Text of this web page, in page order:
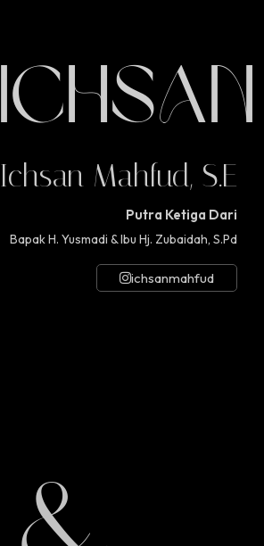
Ichsan
Ichsan Mahfud, S.E
Putra Ketiga Dari
Bapak H. Yusmadi & Ibu Hj. Zubaidah, S.Pd
ichsanmahfud